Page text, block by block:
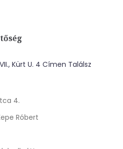
Kürt U. 4 Címen Találsz
4.
Róbert